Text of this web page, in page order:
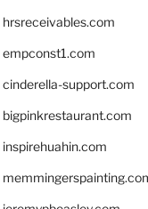
hrsreceivables.com
empconst1.com
cinderella-support.com
bigpinkrestaurant.com
inspirehuahin.com